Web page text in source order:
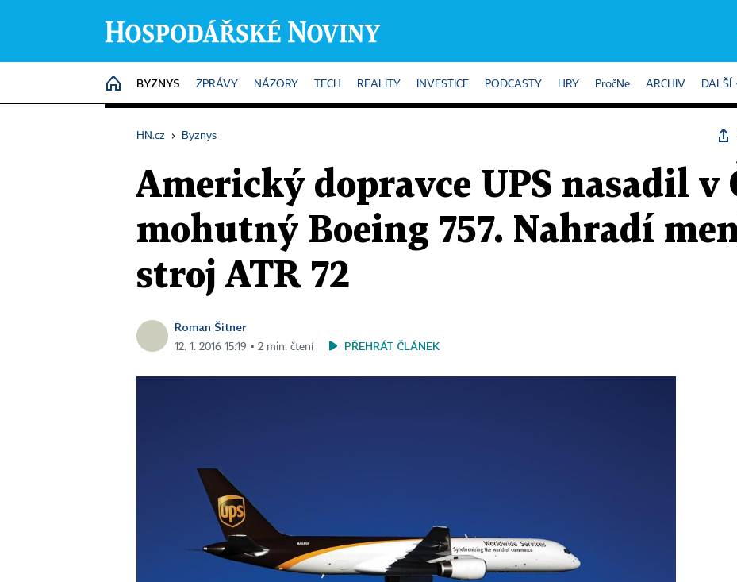
HOME
BYZNYS ZPRÁVY NÁZORY TECH REALITY INVESTICE PODCASTY HRY PročNe ARCHIV DALŠÍ
HN.cz › Byznys
Americký dopravce UPS nasadil v
mohutný Boeing 757. Nahradí
stroj ATR 72
Roman Šitner
12. 1. 2016 15:19 ▪ 2 min. čtení PŘEHRÁT ČLÁNEK